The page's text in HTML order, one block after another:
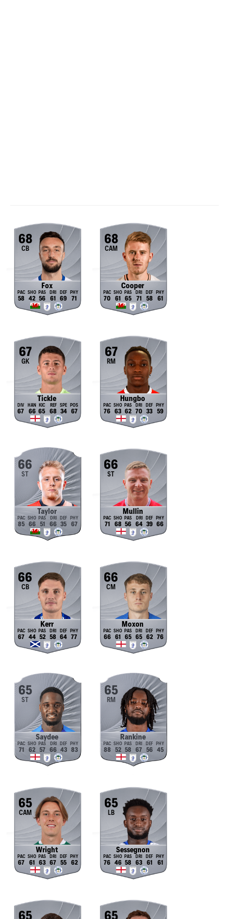
68
CB
Fox
58 42 56 61 69 71
68
CAM
Cooper
70 61 65 71 58 61
67
GK
Tickle
67 66 65 68 34 67
67
RM
Hungbo
76 63 62 70 33 59
66
ST
Taylor
85 66 51 66 35 67
66
ST
Mullin
71 68 56 64 39 66
66
CB
Kerr
67 44 52 58 64 77
66
CM
Moxon
66 61 65 65 62 76
65
ST
Saydee
71 62 57 66 43 83
65
RM
Rankine
88 52 58 67 56 45
65
CAM
Wright
67 61 63 67 55 62
65
LB
Sessegnon
76 46 58 63 61 61
65 65